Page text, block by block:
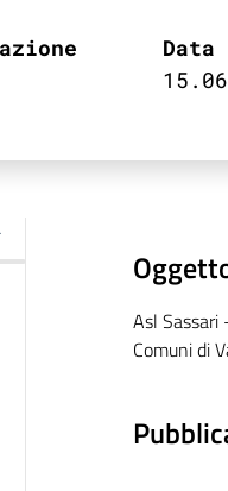
Asl Sassari
Comuni di